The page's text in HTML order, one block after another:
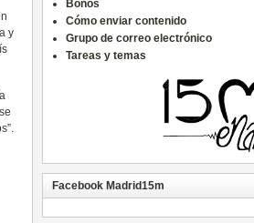
y
Bonos
Cómo enviar contenido
Grupo de correo electrónico
Tareas y temas
Facebook Madrid15m